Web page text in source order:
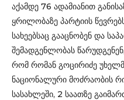
აქამდე 76 ადამიანით
ყრილობაზე პარტიის
სახეებსაც გააცნობენ და
შემადგენლობას
რომ რომან გოცირიძე
ნაციონალური მოძრაობის
სასახლეში, 2 საათზე